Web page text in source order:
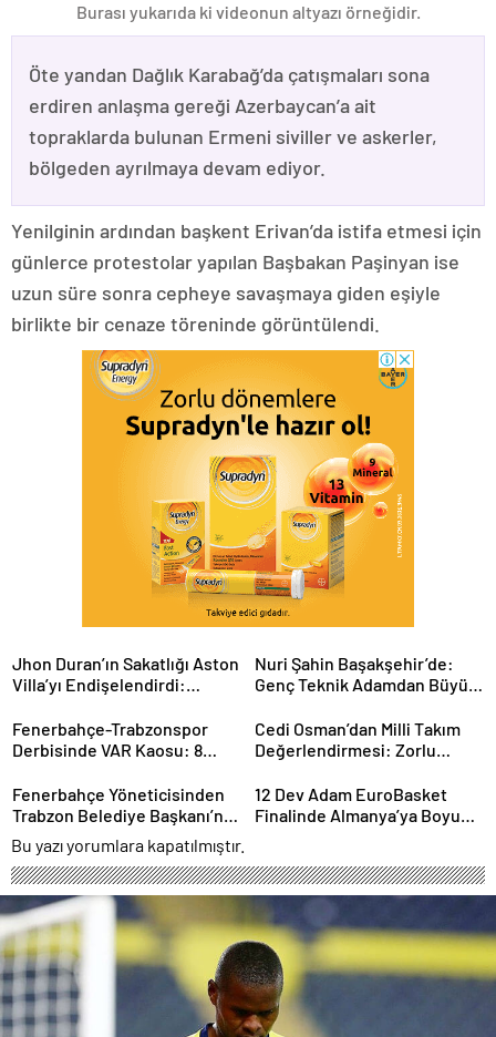
Burası yukarıda ki videonun altyazı örneğidir.
Öte yandan Dağlık Karabağ’da çatışmaları sona
erdiren anlaşma gereği Azerbaycan’a ait
topraklarda bulunan Ermeni siviller ve askerler,
bölgeden ayrılmaya devam ediyor.
Yenilginin ardından başkent Erivan’da istifa etmesi için
günlerce protestolar yapılan Başbakan Paşinyan ise
uzun süre sonra cepheye savaşmaya giden eşiyle
birlikte bir cenaze töreninde görüntülendi.
Jhon Duran’ın Sakatlığı Aston
Villa’yı Endişelendirdi:
Nuri Şahin Başakşehir’de:
Genç Teknik Adamdan Büyük
Fenerbahçe-Trabzonspor
Derbisinde VAR Kaosu: 8
Cedi Osman’dan Milli Takım
Değerlendirmesi: Zorlu
Hedefler
Fenerbahçe Yöneticisinden
Trabzon Belediye Başkanı’na
Sert Sözler: Gerginlik
Tırmanıyor
12 Dev Adam EuroBasket
Finalinde Almanya’ya Boyun
Bu yazı yorumlara kapatılmıştır.